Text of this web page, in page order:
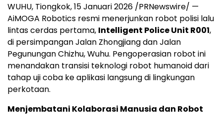
WUHU, Tiongkok, 15 Januari 2026 /PRNewswire/ —
AiMOGA Robotics resmi menerjunkan robot polisi lalu
lintas cerdas pertama, Intelligent Police Unit R001,
di persimpangan Jalan Zhongjiang dan Jalan
Pegunungan Chizhu, Wuhu. Pengoperasian robot ini
menandakan transisi teknologi robot humanoid dari
tahap uji coba ke aplikasi langsung di lingkungan
perkotaan.
Menjembatani Kolaborasi Manusia dan Robot